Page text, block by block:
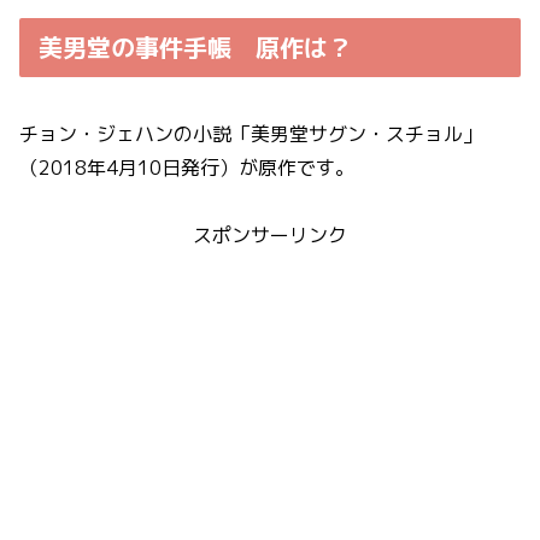
美男堂の事件手帳 原作は？
チョン・ジェハンの小説「美男堂サグン・スチョル」
（2018年4月10日発行）が原作です。
スポンサーリンク